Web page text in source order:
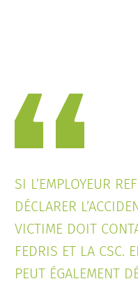
SI L’EMPLOYEUR
DÉCLARER
VICTIME DOIT
FEDRIS ET LA CSC.
PEUT ÉGALEMENT